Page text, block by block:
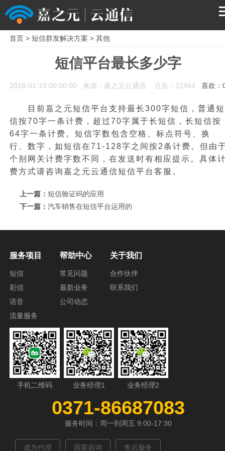
首页
解决方案
服务支持
关于我们
首页> 短信群发解决方案 > 其他
短信平台最长多少字
2018-01-19 00:00:00 来源：嘉之元云通信 点击：12464喜欢：
目前嘉之元短信平台支持最长300字短信，普通短
信按70字一条计费，超过70字属于长短信，长短信按
64字一条计费。短信字数包含空格、标点符号、换
行、数字，如短信在71-128字之间按2条计费。但由
个别网关计费字数不同，在发送时有相应提示。具体
费方式请咨询嘉之元云通信短信平台客服。
上一篇： 短信验证码的应用
下一篇： 汽车销售在短信平台运用的
服务项目
短信
彩信
语音
流量服务
帮助中心
常见问题
最新业务
公司动态
关于我们
合作伙伴
联系我们
手机二维码 业务经理1 业务经理2
0371-86687083
服务时间：周一到周五 9:00-17:30
成为代理 我要咨询 售后服务